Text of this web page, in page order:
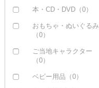
スプーン・フォーク・
皿・椀（1）
弁当箱（0）
鍋（0）
まな板（2）
その他キッチン用品
トイレットペーパー
ティッシュ（0）
その他日用品（1）
本・CD・DVD（0）
おもちゃ・ぬいぐるみ
（0）
ご当地キャラクター
（0）
ベビー用品（0）